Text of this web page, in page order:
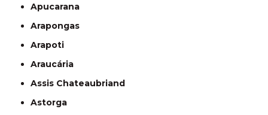
Apucarana
Arapongas
Arapoti
Araucária
Assis Chateaubriand
Astorga